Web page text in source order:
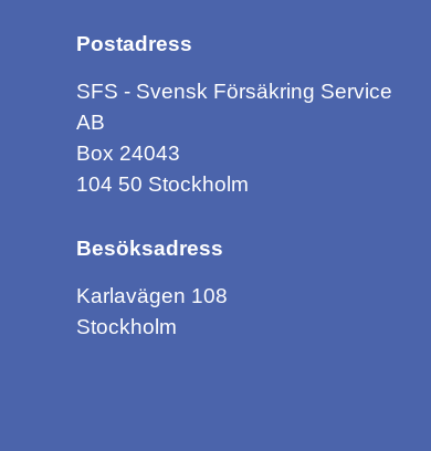
Postadress
SFS - Svensk Försäkring Service
AB
Box 24043
104 50 Stockholm
Besöksadress
Karlavägen 108
Stockholm